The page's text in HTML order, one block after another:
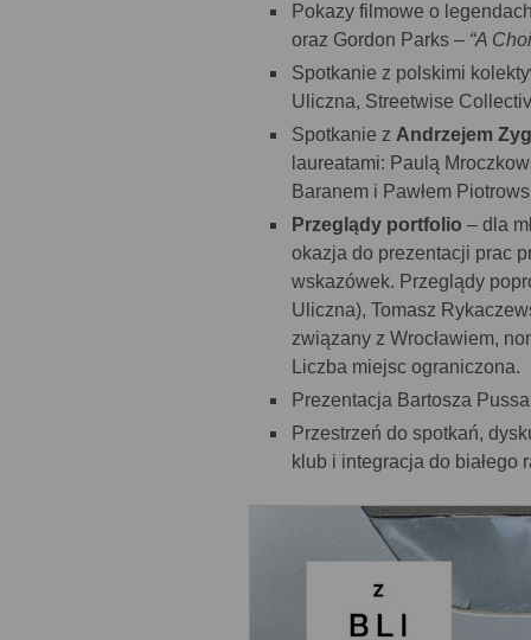
Pokazy filmowe o
oraz Gordon Parks – “A
Spotkanie z polskimi
Uliczna, Streetwise
Spotkanie z Andrzejem
laureatami: Paulą
Baranem i Pawłem
Przeglądy portfolio – dla
okazja do prezentacji prac
wskazówek. Przeglądy
Uliczna), Tomasz
związany z Wrocławiem,
Liczba miejsc ograniczona.
Prezentacja Bartosza
Przestrzeń do spotkań,
klub i integracja do białego